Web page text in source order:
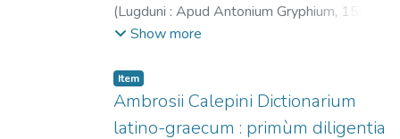
(Lugduni : Apud Antonium Gryphium, 1565
Ambrogio da Calepio (O.S.A.), 1435-1511.
Antoine, 1527-1599.
Show more
Item
Ambrosii Calepini Dictionarium
latino-graecum : primùm diligentia